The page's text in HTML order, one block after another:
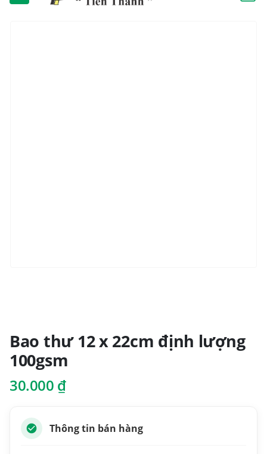
Bao thư 12 x 22cm định lượng
100gsm
30.000 ₫
Thông tin bán hàng